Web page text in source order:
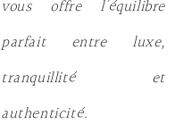
vous offre l’équilibre
parfait entre luxe,
tranquillité et
authenticité.